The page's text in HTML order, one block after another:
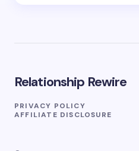
Relationship Rewire
PRIVACY POLICY
AFFILIATE DISCLOSURE